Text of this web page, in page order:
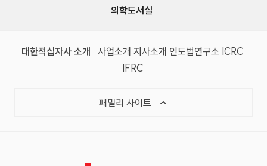
의학도서실
대한적십자사 소개 (새 창)
사업소개 (새 창)
지사소개 (새 창)
인도법연구소 (새 창)
ICRC(국제
IFRC(국제적십자사연맹, 새 창)
패밀리 사이트 목록 열기